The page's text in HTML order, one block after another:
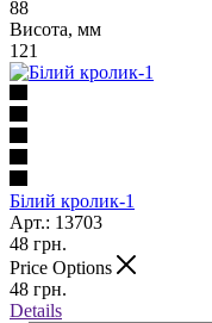
88
Висота, мм
121
Білий кролик-1
Арт.: 13703
48 грн.
Price Options
48 грн.
Details